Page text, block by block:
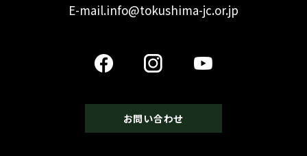
E-mail.info@tokushima-jc.or.jp
お問い合わせ